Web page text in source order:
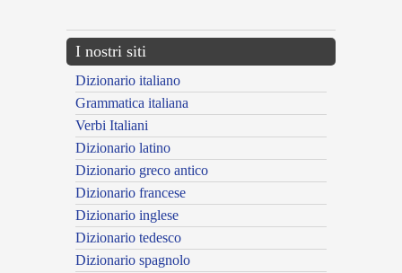
I nostri siti
Dizionario italiano
Grammatica italiana
Verbi Italiani
Dizionario latino
Dizionario greco antico
Dizionario francese
Dizionario inglese
Dizionario tedesco
Dizionario spagnolo